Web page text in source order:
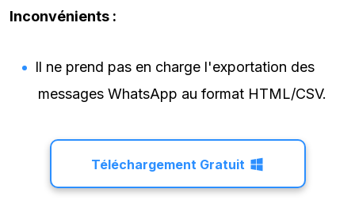
Inconvénients :
Il ne prend pas en charge l'exportation des
messages WhatsApp au format HTML/CSV.
Téléchargement Gratuit